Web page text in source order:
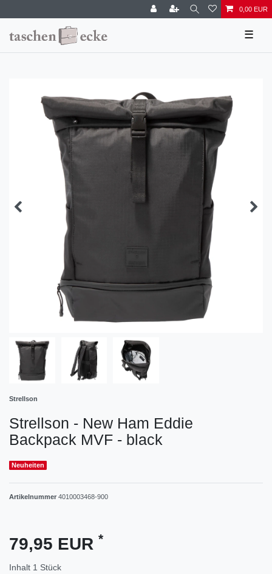
0,00 EUR
☰
Strellson
Strellson - New Ham Eddie
Backpack MVF - black
Neuheiten
Artikelnummer 4010003468-900
79,95 EUR *
Inhalt 1 Stück